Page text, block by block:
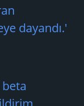
dayandı.'